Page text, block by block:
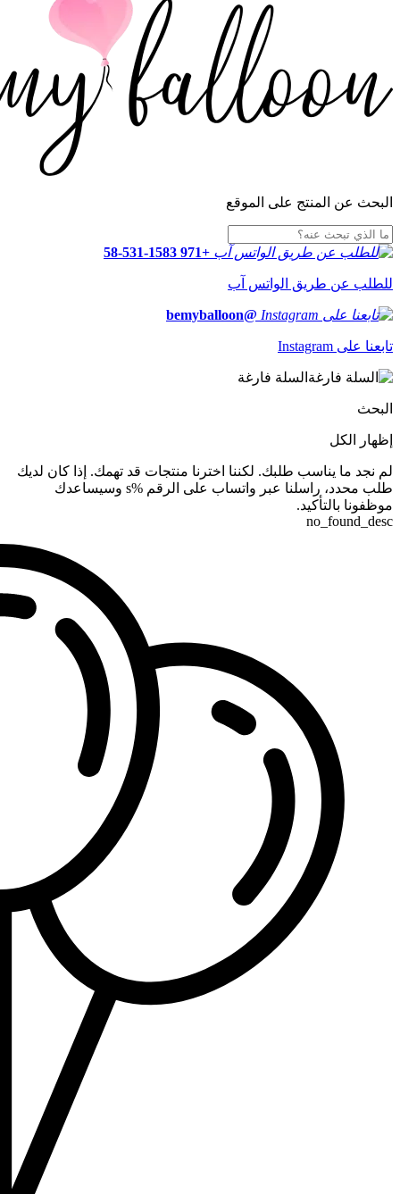
البحث عن المنتج على الموقع
+971 58-531-1583
للطلب عن طريق الواتس آب
@bemyballoon
تابعنا على Instagram
السلة فارغة
البحث
إظهار الكل
لم نجد ما يناسب طلبك. لكننا اخترنا منتجات قد تهمك. إذا كان لديك
طلب محدد، راسلنا عبر واتساب على الرقم %s وسيساعدك
موظفونا بالتأكيد.
no_found_desc